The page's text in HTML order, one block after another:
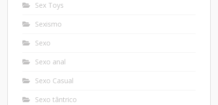
Sex Toys
Sexismo
Sexo
Sexo anal
Sexo Casual
Sexo tântrico